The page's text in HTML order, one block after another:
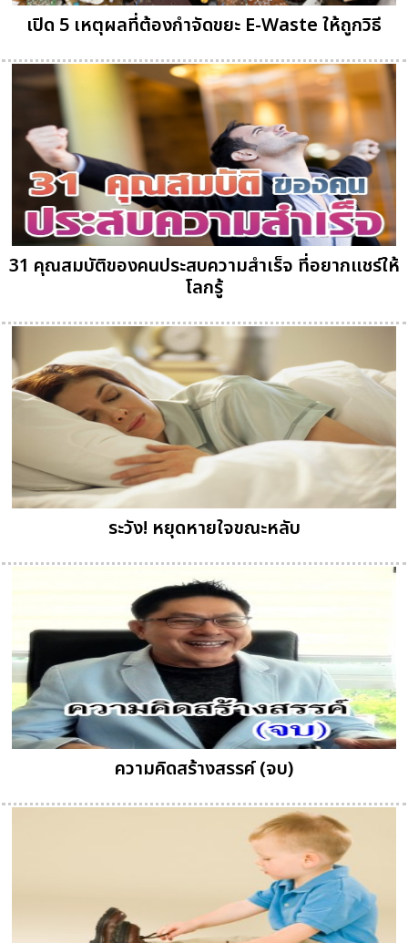
เปิด 5 เหตุผลที่ต้องกำจัดขยะ E-Waste ให้ถูกวิธี
31 คุณสมบัติของคนประสบความสำเร็จ ที่อยากแชร์ให้
โลกรู้
ระวัง! หยุดหายใจขณะหลับ
ความคิดสร้างสรรค์ (จบ)